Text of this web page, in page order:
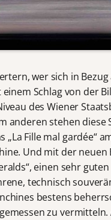
wer sich in
Schlag von der
des Wiener
anderen stehen diese
„La Fille mal gardée“
Und mit der
einen sehr
technisch
bestens
zu